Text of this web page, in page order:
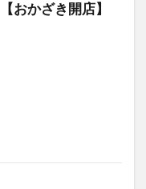
おかざき開店】